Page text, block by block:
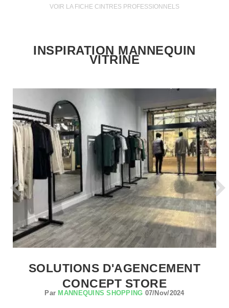
VOIR LA FICHE CINTRES PROFESSIONNELS
INSPIRATION MANNEQUIN
VITRINE
SOLUTIONS D'AGENCEMENT
CONCEPT STORE
Par MANNEQUINS SHOPPING 07/Nov/2024